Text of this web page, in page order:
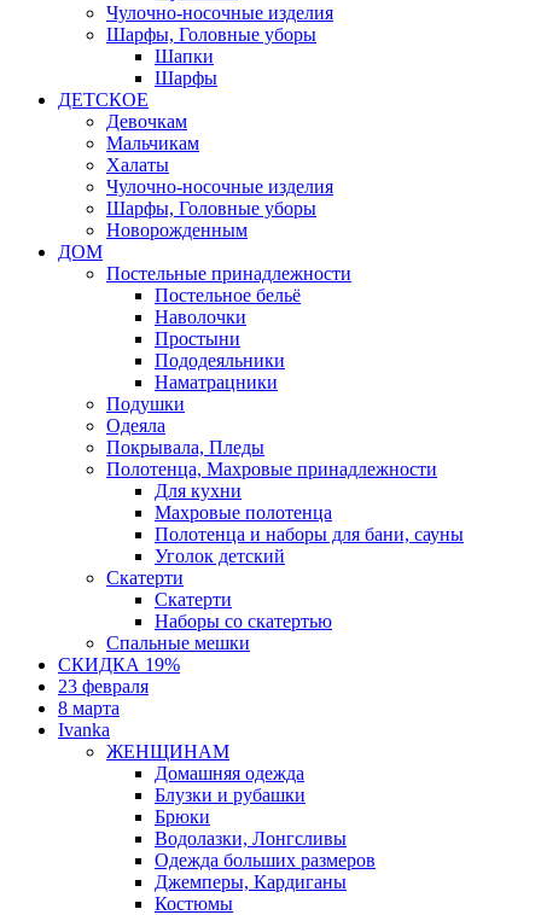
Чулочно-носочные изделия
Шарфы, Головные уборы
Шапки
Шарфы
ДЕТСКОЕ
Девочкам
Мальчикам
Халаты
Чулочно-носочные изделия
Шарфы, Головные уборы
Новорожденным
ДОМ
Постельные принадлежности
Постельное бельё
Наволочки
Простыни
Пододеяльники
Наматрацники
Подушки
Одеяла
Покрывала, Пледы
Полотенца, Махровые принадлежности
Для кухни
Махровые полотенца
Полотенца и наборы для бани, сауны
Уголок детский
Скатерти
Скатерти
Наборы со скатертью
Спальные мешки
СКИДКА 19%
23 февраля
8 марта
Ivanka
ЖЕНЩИНАМ
Домашняя одежда
Блузки и рубашки
Брюки
Водолазки, Лонгсливы
Одежда больших размеров
Джемперы, Кардиганы
Костюмы